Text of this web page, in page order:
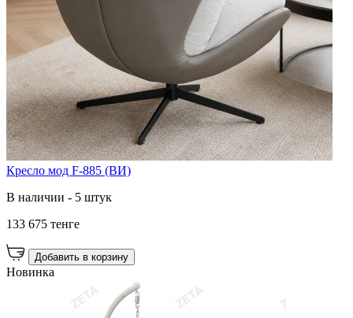
Кресло мод F-885 (ВИ)
В наличии - 5 штук
133 675 тенге
Добавить в корзину
Новинка